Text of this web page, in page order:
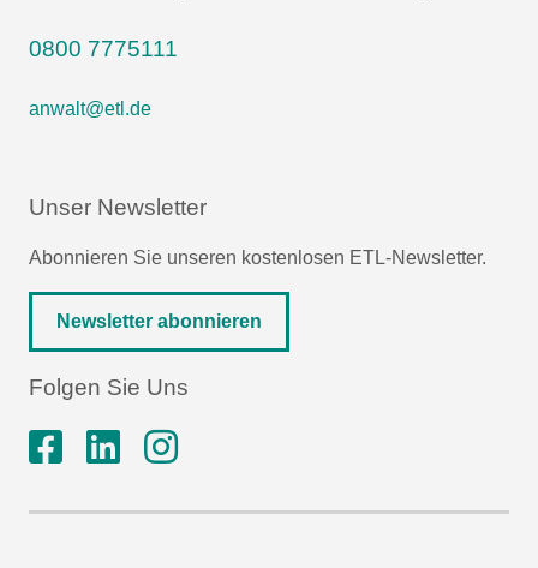
0800 7775111
anwalt@etl.de
Unser Newsletter
Abonnieren Sie unseren kostenlosen ETL-Newsletter.
Newsletter abonnieren
Folgen Sie Uns